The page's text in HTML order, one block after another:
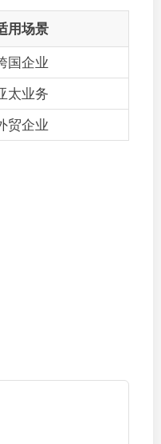
用场景
国企业
太业务
贸企业